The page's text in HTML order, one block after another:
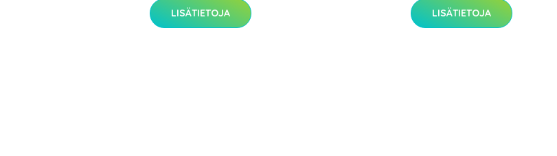
LISÄTIETOJA LISÄTIETOJA